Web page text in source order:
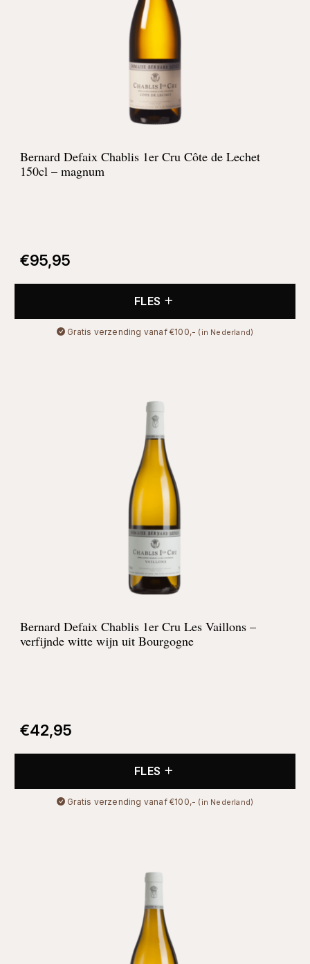
Bernard Defaix Chablis 1er Cru Côte de Lechet
150cl – magnum
€95,95
FLES
Gratis verzending vanaf €100,- (in Nederland)
Bernard Defaix Chablis 1er Cru Les Vaillons –
verfijnde witte wijn uit Bourgogne
€42,95
FLES
Gratis verzending vanaf €100,- (in Nederland)